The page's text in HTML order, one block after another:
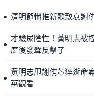
清明節悄推新歌致哀謝
才驗尿陰性！黃明志被
庭後發聲反擊了
黃明志甩謝侑芯猝逝
萬觀看